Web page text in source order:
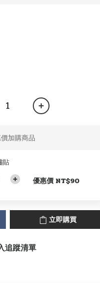
加購商品
貼
優惠價 NT$90
立即購買
追蹤清單